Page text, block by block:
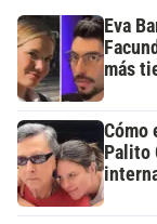
Eva
más
Cómo
Palito